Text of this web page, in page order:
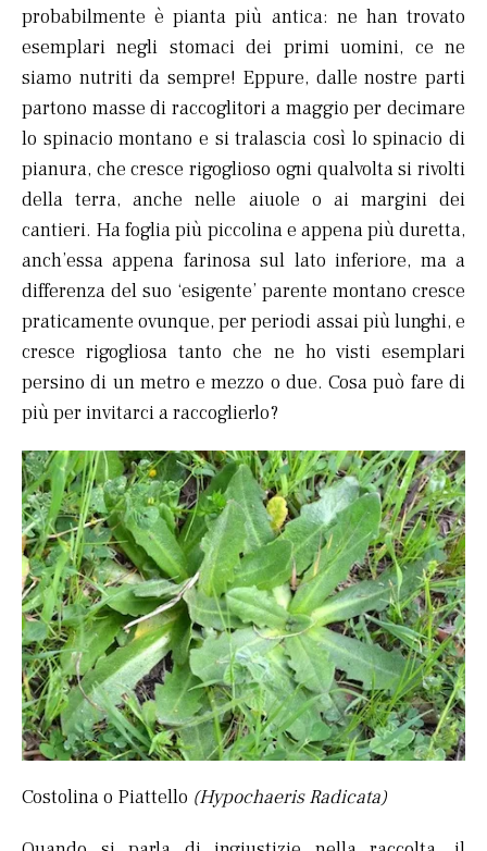
probabilmente è pianta più antica: ne han trovato
esemplari negli stomaci dei primi uomini, ce ne
siamo nutriti da sempre! Eppure, dalle nostre parti
partono masse di raccoglitori a maggio per decimare
lo spinacio montano e si tralascia così lo spinacio di
pianura, che cresce rigoglioso ogni qualvolta si rivolti
della terra, anche nelle aiuole o ai margini dei
cantieri. Ha foglia più piccolina e appena più duretta,
anch’essa appena farinosa sul lato inferiore, ma a
differenza del suo ‘esigente’ parente montano cresce
praticamente ovunque, per periodi assai più lunghi, e
cresce rigogliosa tanto che ne ho visti esemplari
persino di un metro e mezzo o due. Cosa può fare di
più per invitarci a raccoglierlo?
Costolina o Piattello (Hypochaeris Radicata)